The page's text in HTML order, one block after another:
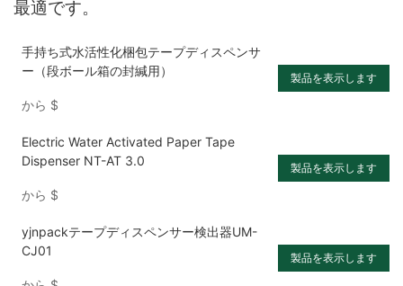
最適です。
手持ち式水活性化梱包テープディスペンサ
ー（段ボール箱の封緘用）
から $
製品を表示します
Electric Water Activated Paper Tape
Dispenser NT-AT 3.0
から $
製品を表示します
yjnpackテープディスペンサー検出器UM-
CJ01
製品を表示します